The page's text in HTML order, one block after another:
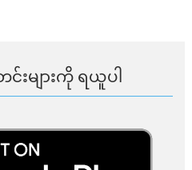
းများကို ရယူပါ